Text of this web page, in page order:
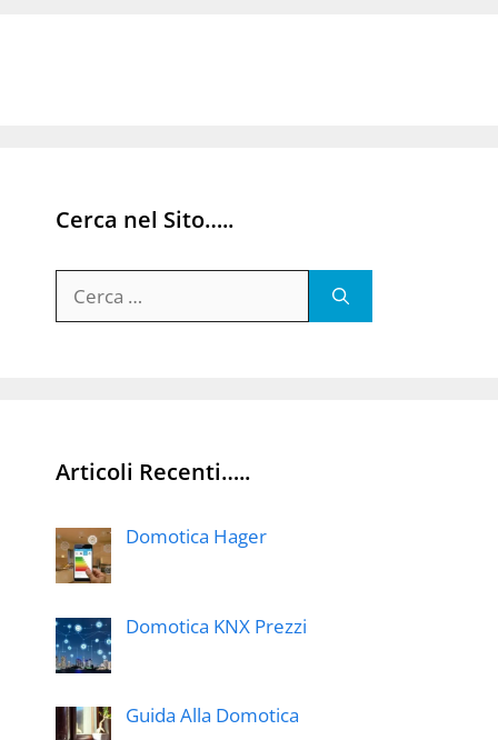
Cerca nel Sito…..
per:
Articoli Recenti…..
Domotica Hager
Domotica KNX Prezzi
Guida Alla Domotica